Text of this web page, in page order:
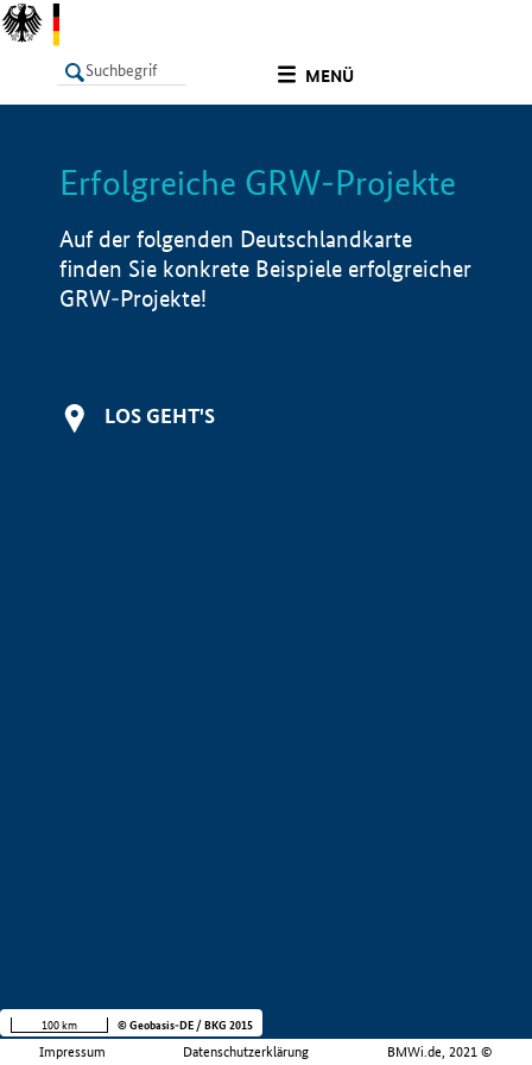
MENÜ
LISTE Info
Erfolgreiche GRW-Projekte
Auf der folgenden Deutschlandkarte
finden Sie konkrete Beispiele erfolgreicher
GRW-Projekte!
LOS GEHT'S
Impressum Datenschutzerklärung BMWi.de, 2021 ©
100 km © Geobasis-DE / BKG 2015